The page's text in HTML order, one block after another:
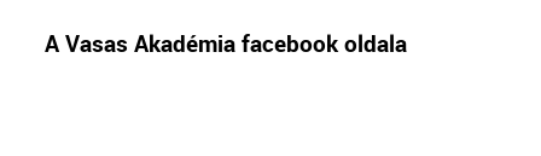
A Vasas Akadémia facebook oldala